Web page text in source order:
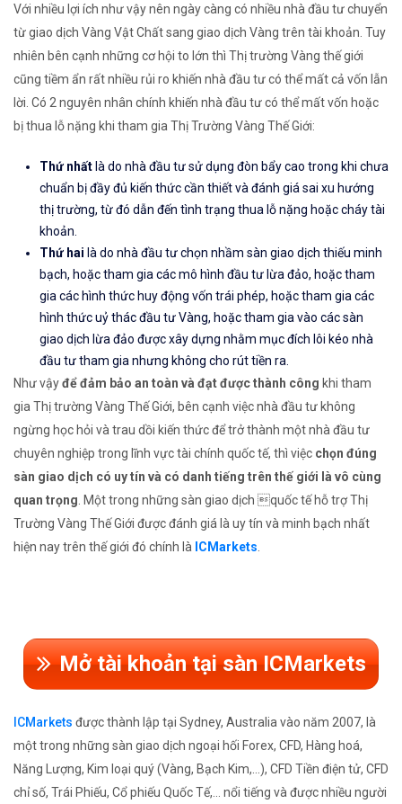
Với nhiều lợi ích như vậy nên ngày càng có nhiều nhà đầu tư chuyển
từ giao dịch Vàng Vật Chất sang giao dịch Vàng trên tài khoản. Tuy
nhiên bên cạnh những cơ hội to lớn thì Thị trường Vàng thế giới
cũng tiềm ẩn rất nhiều rủi ro khiến nhà đầu tư có thể mất cả vốn lẫn
lời. Có 2 nguyên nhân chính khiến nhà đầu tư có thể mất vốn hoặc
bị thua lỗ nặng khi tham gia Thị Trường Vàng Thế Giới:
Thứ nhất là do nhà đầu tư sử dụng đòn bẩy cao trong khi chưa
chuẩn bị đầy đủ kiến thức cần thiết và đánh giá sai xu hướng
thị trường, từ đó dẫn đến tình trạng thua lỗ nặng hoặc cháy tài
khoản.
Thứ hai là do nhà đầu tư chọn nhầm sàn giao dịch thiếu minh
bạch, hoặc tham gia các mô hình đầu tư lừa đảo, hoặc tham
gia các hình thức huy động vốn trái phép, hoặc tham gia các
hình thức uỷ thác đầu tư Vàng, hoặc tham gia vào các sàn
giao dịch lừa đảo được xây dựng nhằm mục đích lôi kéo nhà
đầu tư tham gia nhưng không cho rút tiền ra.
Như vậyđể đảm bảo an toàn và đạt được thành công khi tham
gia Thị trường Vàng Thế Giới, bên cạnh việc nhà đầu tư không
ngừng học hỏi và trau dồi kiến thức để trở thành một nhà đầu tư
chuyên nghiệp trong lĩnh vực tài chính quốc tế, thì việc chọn đúng
sàn giao dịch có uy tín và có danh tiếng trên thế giới là vô cùng
quan trọng . Một trong những sàn giao dịch quốc tế hỗ trợ Thị
Trường Vàng Thế Giới được đánh giá là uy tín và minh bạch nhất
hiện nay trên thế giới đó chính là ICMarkets
Mở tài khoản tại sàn ICMarkets
ICMarkets được thành lập tại Sydney, Australia vào năm 2007, là
một trong những sàn giao dịch ngoại hối Forex, CFD, Hàng hoá,
Năng Lượng, Kim loại quý (Vàng, Bạch Kim,...), CFD Tiền điện tử, CFD
chỉ số, Trái Phiếu, Cổ phiếu Quốc Tế,... nổi tiếng và được nhiều người